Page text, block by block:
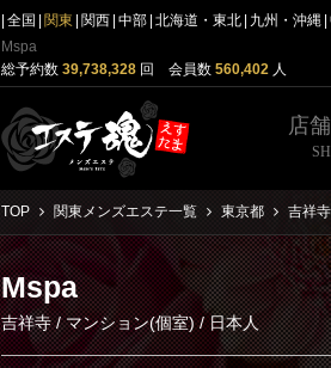
全国 関東 関西 中部 北海道・東北 九州・沖縄
Mspa
総予約数 39,738,328 回 会員数 560,402 人
店
TOP 関東メンズエステ一覧 東京都 吉祥
Mspa
吉祥寺/マンション(個室)/ 日本人